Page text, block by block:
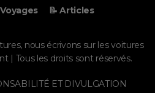
Voyages 📝 Articles
nous écrivons sur les voitures
| Tous les droits sont réservés.
ET DIVULGATION